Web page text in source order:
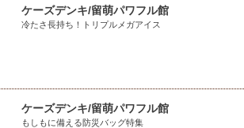
ケーズデンキ/留萌パワフル館
冷たさ長持ち！トリプルメガアイス
ケーズデンキ/留萌パワフル館
もしもに備える防災バッグ特集